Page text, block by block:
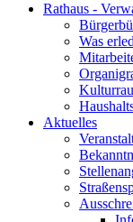
Rathaus -
Was
Aktuelles